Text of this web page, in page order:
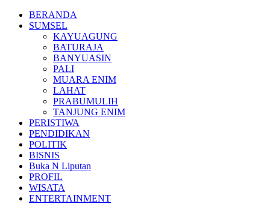
BERANDA
SUMSEL
KAYUAGUNG
BATURAJA
BANYUASIN
PALI
MUARA ENIM
LAHAT
PRABUMULIH
TANJUNG ENIM
PERISTIWA
PENDIDIKAN
POLITIK
BISNIS
Buka N Liputan
PROFIL
WISATA
ENTERTAINMENT